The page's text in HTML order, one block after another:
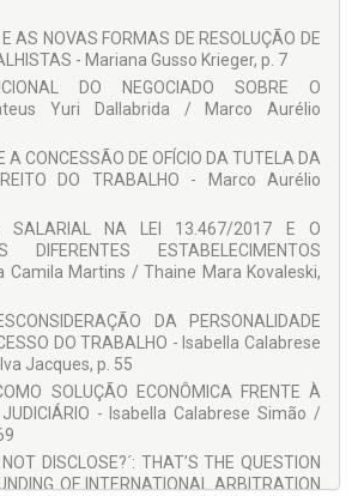
Barry
Barros Lima
AS NOVAS FORMAS DE RESOLUÇÃO DE
- Mariana Gusso Krieger, p. 7
DO NEGOCIADO SOBRE O
Yuri Dallabrida / Marco Aurélio
A CONCESSÃO DE OFÍCIO DA TUTELA DA
DO TRABALHO - Marco Aurélio
SALARIAL NA LEI 13.467/2017 E O
DIFERENTES ESTABELECIMENTOS
Camila Martins / Thaine Mara Kovaleski,
DA PERSONALIDADE
DO TRABALHO - Isabella Calabrese
Jacques, p. 55
SOLUÇÃO ECONÔMICA FRENTE À
JUDICIÁRIO - Isabella Calabrese Simão /
DISCLOSE?´: THAT’S THE QUESTION
OF INTERNATIONAL ARBITRATION